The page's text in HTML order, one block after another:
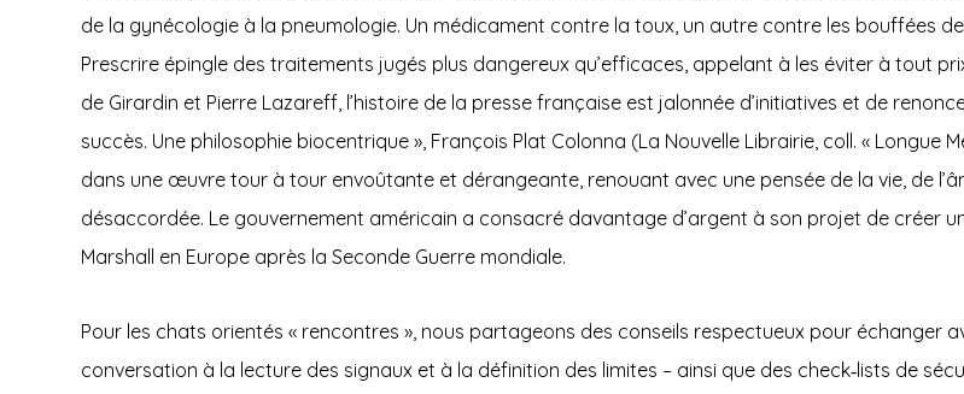
de la gynécologie à la pneumologie. Un médicament contre la toux, un autre contre les bouffées
Prescrire épingle des traitements jugés plus dangereux qu’efficaces, appelant à les éviter à tout
de Girardin et Pierre Lazareff, l’histoire de la presse française est jalonnée d’initiatives et de
succès. Une philosophie biocentrique », François Plat Colonna (La Nouvelle Librairie, coll. « Longue
dans une œuvre tour à tour envoûtante et dérangeante, renouant avec une pensée de la vie, de
désaccordée. Le gouvernement américain a consacré davantage d’argent à son projet de créer
Marshall en Europe après la Seconde Guerre mondiale.
Pour les chats orientés « rencontres », nous partageons des conseils respectueux pour échanger
conversation à la lecture des signaux et à la définition des limites – ainsi que des check‑lists de